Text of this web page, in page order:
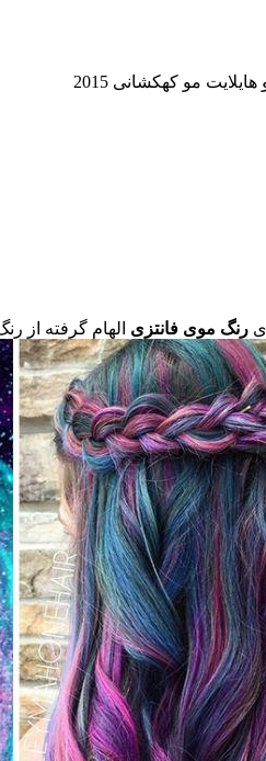
مو کهکشانی 2015
رنگ موی فانتزی الهام گرفته از